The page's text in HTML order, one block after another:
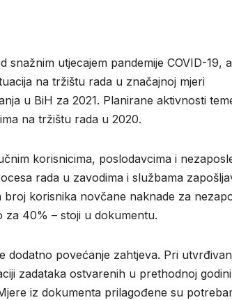
utjecajem pandemije COVID-19, a
na tržištu rada u značajnoj mjeri
u BiH za 2021. Planirane aktivnosti
na tržištu rada u 2020.
korisnicima, poslodavcima i
rada u zavodima i službama
korisnika novčane naknade za
za 40% – stoji u dokumentu.
dodatno povećanje zahtjeva. Pri
zadataka ostvarenih u prethodnoj
iz dokumenta prilagođene su